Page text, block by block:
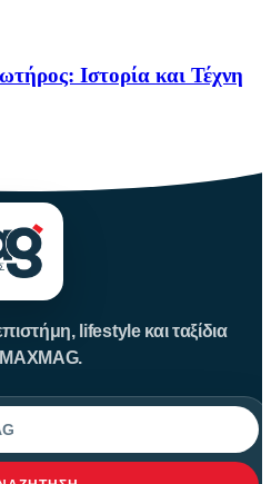
Ιστορία και Τέχνη
lifestyle και ταξίδια